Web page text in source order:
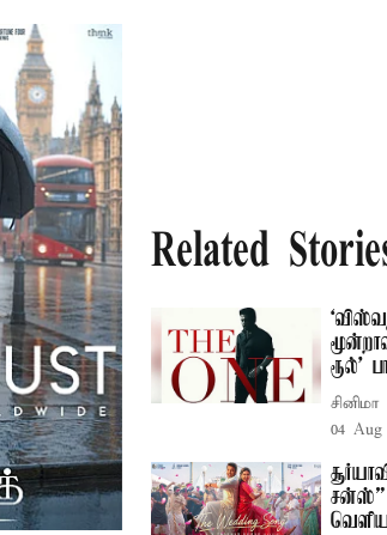
Related
ரூல்'
சினிமா
04 Aug
சன்ஸ்”